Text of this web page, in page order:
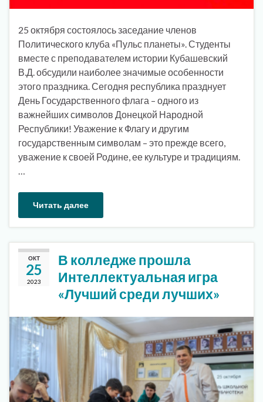
25 октября состоялось заседание членов
Политического клуба «Пульс планеты». Студенты
вместе с преподавателем истории Кубашевский
В.Д. обсудили наиболее значимые особенности
этого праздника. Сегодня республика празднует
День Государственного флага – одного из
важнейших символов Донецкой Народной
Республики! Уважение к Флагу и другим
государственным символам – это прежде всего,
уважение к своей Родине, ее культуре и традициям.
…
Читать далее
ОКТ
25
2023
В колледже прошла
Интеллектуальная игра
«Лучший среди лучших»